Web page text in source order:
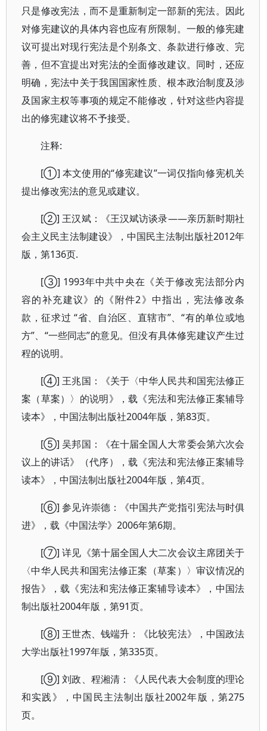
只是修改宪法，而不是重新制定一部新的宪法。因此
对修宪建议的具体内容也应有所限制。一般的修宪建
议可提出对现行宪法是个别条文、条款进行修改、完
善，但不宜提出对宪法的全面修改建议。同时，还应
明确，宪法中关于我国国家性质、根本政治制度及涉
及国家主权等事项的规定不能修改，针对这些内容提
出的修宪建议将不予接受。
注释:
[①] 本文使用的“修宪建议”一词仅指向修宪机关
提出修改宪法的意见或建议。
[②] 王汉斌：《王汉斌访谈录——亲历新时期社
会主义民主法制建设》，中国民主法制出版社2012年
版，第136页.
[③] 1993年中共中央在《关于修改宪法部分内
容的补充建议》的《附件2》中指出，宪法修改条
款，征求过 “省、自治区、直辖市”、“有的单位或地
方”、“一些同志”的意见。但没有具体修宪建议产生过
程的说明。
[④] 王兆国：《关于〈中华人民共和国宪法修正
案（草案）〉的说明》，载《宪法和宪法修正案辅导
读本》，中国法制出版社2004年版，第83页。
[⑤] 吴邦国：《在十届全国人大常委会第六次会
议上的讲话》（代序），载《宪法和宪法修正案辅导
读本》，中国法制出版社2004年版，第4页。
[⑥] 参见许崇德：《中国共产党指引宪法与时俱
进》，载《中国法学》2006年第6期。
[⑦] 详见《第十届全国人大二次会议主席团关于
〈中华人民共和国宪法修正案（草案）〉审议情况的
报告》，载《宪法和宪法修正案辅导读本》，中国法
制出版社2004年版，第91页。
[⑧] 王世杰、钱端升：《比较宪法》，中国政法
大学出版社1997年版，第335页。
[⑨] 刘政、程湘清：《人民代表大会制度的理论
和实践》，中国民主法制出版社2002年版，第275
页。